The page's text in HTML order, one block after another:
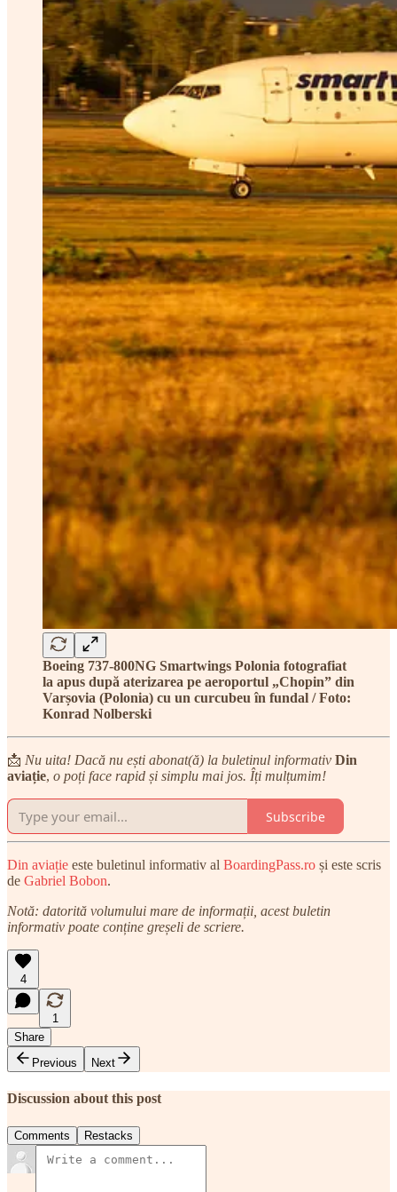
Boeing 737-800NG Smartwings Polonia fotografiat
la apus după aterizarea pe aeroportul „Chopin” din
Varșovia (Polonia) cu un curcubeu în fundal / Foto:
Konrad Nolberski
📩 Nu uita! Dacă nu ești abonat(ă) la buletinul informativ Din
aviație, o poți face rapid și simplu mai jos. Îți mulțumim!
Subscribe
Din aviație este buletinul informativ al BoardingPass.ro și este scris
de Gabriel Bobon.
Notă: datorită volumului mare de informații, acest buletin
informativ poate conține greșeli de scriere.
4
1
Share
Previous
Next
Discussion about this post
Comments Restacks